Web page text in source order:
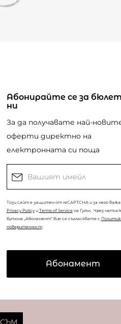
Абонирайте се за
ни
За да получавате най-
оферти директно на
електронната си поща
Този сайт е защитен от reCAPTCHA и за него
Privacy Policyи Terms of Serviceна Гугъл. Чрез
бутона „Абонамент“ вие се съгласявате с
поверителност.
Абонамент
Coolclub